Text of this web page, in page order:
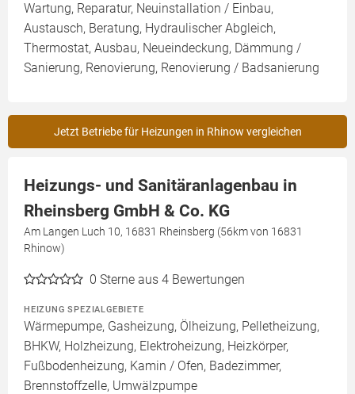
Wartung, Reparatur, Neuinstallation / Einbau,
Austausch, Beratung, Hydraulischer Abgleich,
Thermostat, Ausbau, Neueindeckung, Dämmung /
Sanierung, Renovierung, Renovierung / Badsanierung
Jetzt Betriebe für Heizungen in Rhinow vergleichen
Heizungs- und Sanitäranlagenbau in
Rheinsberg GmbH & Co. KG
Am Langen Luch 10, 16831 Rheinsberg (56km von 16831
Rhinow)
0 Sterne aus 4 Bewertungen
HEIZUNG SPEZIALGEBIETE
Wärmepumpe, Gasheizung, Ölheizung, Pelletheizung,
BHKW, Holzheizung, Elektroheizung, Heizkörper,
Fußbodenheizung, Kamin / Ofen, Badezimmer,
Brennstoffzelle, Umwälzpumpe